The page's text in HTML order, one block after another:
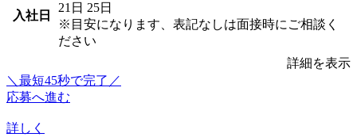
入社日
21日 25日
※目安になります、表記なしは面接時にご相談く
ださい
詳細を表示
＼最短45秒で完了／
応募へ進む
詳しく